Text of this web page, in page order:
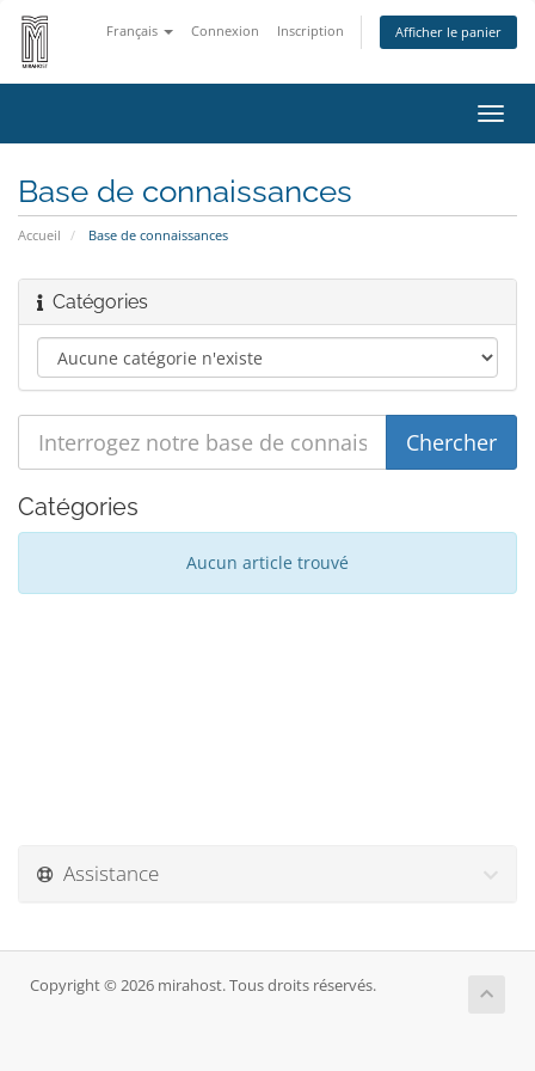
Français Connexion Inscription Afficher le panier
la
Base de connaissances
Accueil Base de connaissances
Catégories
Catégories
Aucun article trouvé
Assistance
Copyright © 2026 mirahost. Tous droits réservés.